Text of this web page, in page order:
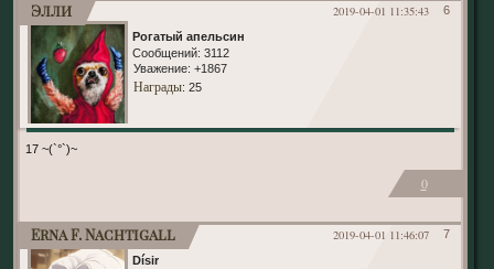
6
2019-04-01 11:35:43
Элли
Рогатый апельсин
Сообщений: 3112
Уважение: +1867
Награды: 25
17 ~(`°`)~
0
7
2019-04-01 11:46:07
Erna F. Nachtigall
Dísir